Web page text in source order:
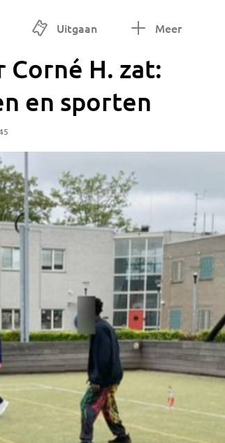
Uitgaan Meer
Corné H. zat:
en sporten